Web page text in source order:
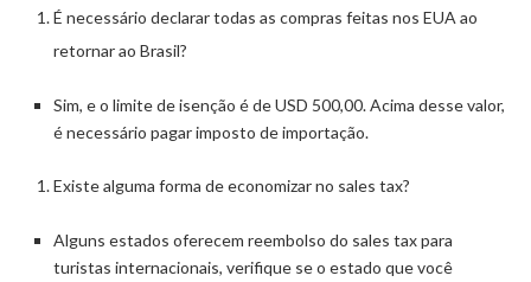
É necessário declarar todas as compras feitas nos EUA ao
retornar ao Brasil?
Sim, e o limite de isenção é de USD 500,00. Acima desse valor,
é necessário pagar imposto de importação.
Existe alguma forma de economizar no sales tax?
Alguns estados oferecem reembolso do sales tax para
turistas internacionais, verifique se o estado que você